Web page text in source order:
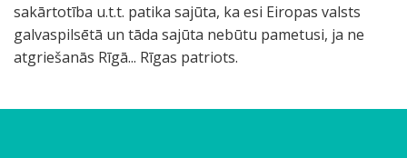
sakārtotība u.t.t. patika sajūta, ka esi Eiropas valsts
galvaspilsētā un tāda sajūta nebūtu pametusi, ja ne
atgriešanās Rīgā... Rīgas patriots.